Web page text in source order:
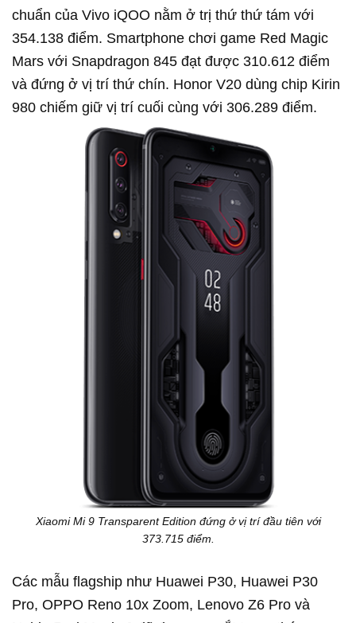
chuẩn của Vivo iQOO nằm ở trị thứ thứ tám với
354.138 điểm. Smartphone chơi game Red Magic
Mars với Snapdragon 845 đạt được 310.612 điểm
và đứng ở vị trí thứ chín. Honor V20 dùng chip Kirin
980 chiếm giữ vị trí cuối cùng với 306.289 điểm.
Xiaomi Mi 9 Transparent Edition đứng ở vị trí đầu tiên với
373.715 điểm.
Các mẫu flagship như Huawei P30, Huawei P30
Pro, OPPO Reno 10x Zoom, Lenovo Z6 Pro và